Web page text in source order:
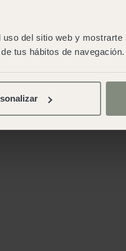
del sitio web y mostrarte
tus hábitos de navegación.